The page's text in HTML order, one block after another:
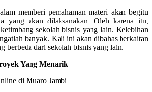
memberi pemahaman materi akan begitu
yang akan dilaksanakan. Oleh karena itu,
sekolah bisnis yang lain. Kelebihan
banyak. Kali ini akan dibahas berkaitan
berbeda dari sekolah bisnis yang lain.
Yang Menarik